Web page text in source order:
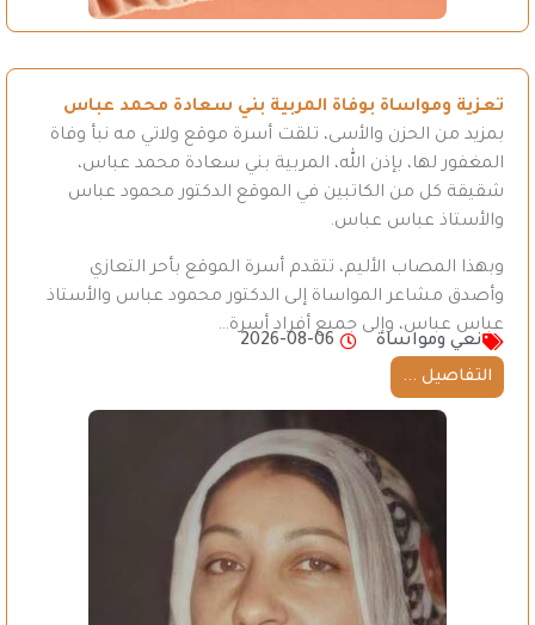
تعزية ومواساة بوفاة المربية بني سعادة محمد عباس
بمزيد من الحزن والأسى، تلقت أسرة موقع ولاتي مه نبأ وفاة
المغفور لها، بإذن الله، المربية بني سعادة محمد عباس،
شقيقة كل من الكاتبين في الموقع الدكتور محمود عباس
والأستاذ عباس عباس.
وبهذا المصاب الأليم، تتقدم أسرة الموقع بأحر التعازي
وأصدق مشاعر المواساة إلى الدكتور محمود عباس والأستاذ
عباس عباس، وإلى جميع أفراد أسرة…
نعي ومواساة
2026-08-06
التفاصيل ...